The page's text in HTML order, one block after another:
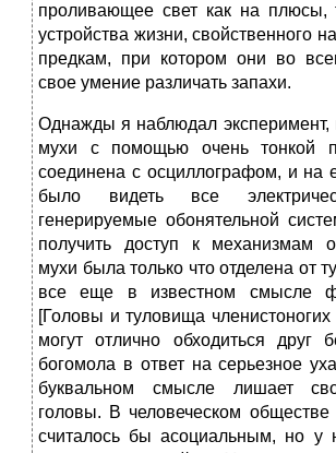
проливающее свет как на плюсы,
устройства жизни, свойственного
предкам, при котором они во
свое умение различать запахи.
Однажды я наблюдал эксперимент,
мухи с помощью очень тонкой
соединена с осциллографом, и на
было видеть все
генерируемые обонятельной
получить доступ к механизмам
мухи была только что отделена от
все еще в известном смысле
[Головы и туловища
могут отлично обходиться друг
богомола в ответ на серьезное
буквальном смысле лишает
головы. В человеческом обществе
считалось бы асоциальным, но у